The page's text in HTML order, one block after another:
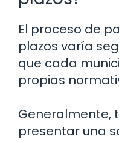
El proceso de
plazos varía
que cada
propias
Generalmente,
presentar una